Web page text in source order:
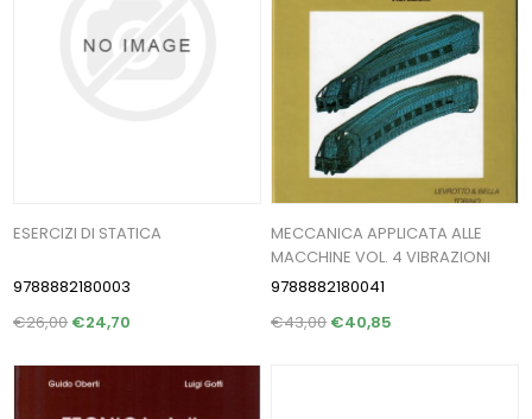
ESERCIZI DI STATICA
9788882180003
€26,00 €24,70
MECCANICA APPLICATA ALLE
MACCHINE VOL. 4 VIBRAZIONI
9788882180041
€43,00€40,85